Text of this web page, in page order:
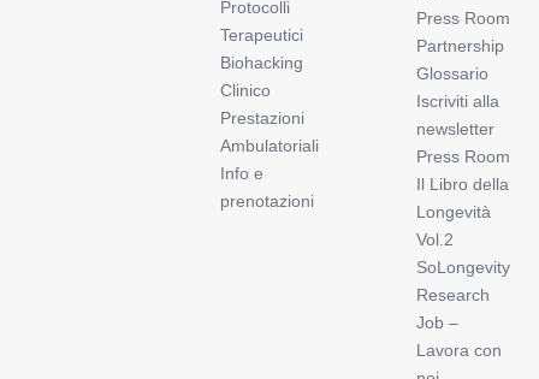
Protocolli
Terapeutici
Biohacking
Clinico
Prestazioni
Ambulatoriali
Info e
prenotazioni
Press Room
Partnership
Glossario
Iscriviti alla
newsletter
Press Room
Il Libro della
Longevità
Vol.2
SoLongevity
Research
Job –
Lavora con